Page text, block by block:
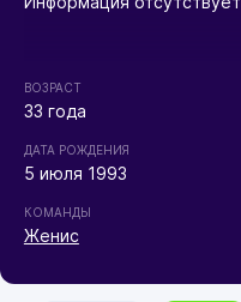
ВОЗРАСТ
33 года
ДАТА РОЖДЕНИЯ
5 июля 1993
КОМАНДЫ
Женис